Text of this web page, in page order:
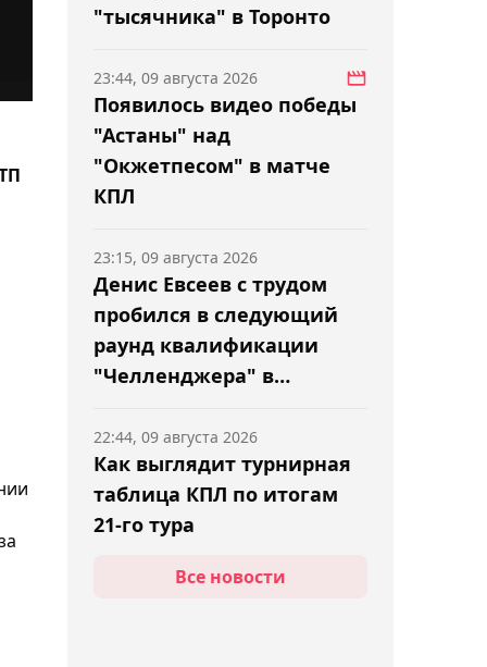
"тысячника" в Торонто
Появилось видео победы
"Астаны" над
"Окжетпесом" в матче
КПЛ
23:44, 09 августа 2026
Денис Евсеев с трудом
пробился в следующий
раунд квалификации
"Челленджера" в
23:15, 09 августа 2026
Как выглядит турнирная
таблица КПЛ по итогам
21-го тура
22:44, 09 августа 2026
22:02, 09 августа 2026
Все новости